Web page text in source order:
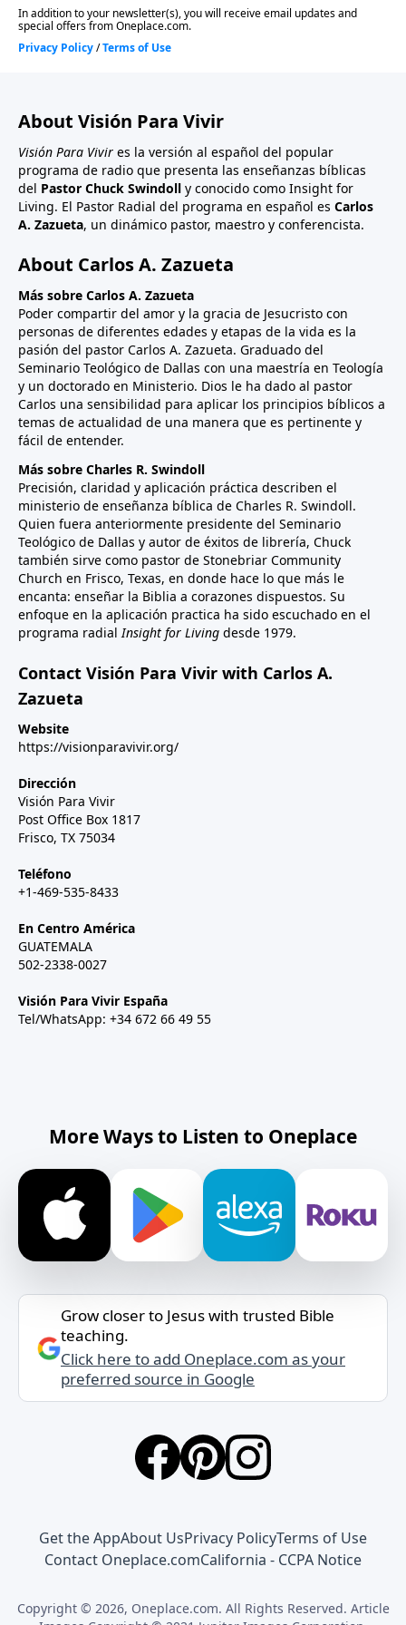
About Visión Para Vivir
Visión Para Vivir es la versión al español del popular
programa de radio que presenta las enseñanzas bíblicas
del Pastor Chuck Swindoll y conocido como Insight for
Living. El Pastor Radial del programa en español es Carlos
A. Zazueta, un dinámico pastor, maestro y conferencista.
About Carlos A. Zazueta
Más sobre Carlos A. Zazueta
Poder compartir del amor y la gracia de Jesucristo con
personas de diferentes edades y etapas de la vida es la
pasión del pastor Carlos A. Zazueta. Graduado del
Seminario Teológico de Dallas con una maestría en Teología
y un doctorado en Ministerio. Dios le ha dado al pastor
Carlos una sensibilidad para aplicar los principios bíblicos a
temas de actualidad de una manera que es pertinente y
fácil de entender.
Más sobre Charles R. Swindoll
Precisión, claridad y aplicación práctica describen el
ministerio de enseñanza bíblica de Charles R. Swindoll.
Quien fuera anteriormente presidente del Seminario
Teológico de Dallas y autor de éxitos de librería, Chuck
también sirve como pastor de Stonebriar Community
Church en Frisco, Texas, en donde hace lo que más le
encanta: enseñar la Biblia a corazones dispuestos. Su
enfoque en la aplicación practica ha sido escuchado en el
programa radialInsight for Living desde 1979.
Contact Visión Para Vivir with Carlos A.
Zazueta
Website
https://visionparavivir.org/
Dirección
Visión Para Vivir
Post Office Box 1817
Frisco, TX 75034
Teléfono
+1-469-535-8433
En Centro América
GUATEMALA
502-2338-0027
Visión Para Vivir España
Tel/WhatsApp: +34 672 66 49 55
More Ways to Listen to Oneplace
Grow closer to Jesus with trusted Bible
teaching.
Click here to add Oneplace.com as your
preferred source in Google
Get the AppAbout UsPrivacy PolicyTerms of Use
Contact Oneplace.comCalifornia - CCPA Notice
Copyright © 2026, Oneplace.com. All Rights Reserved. Article